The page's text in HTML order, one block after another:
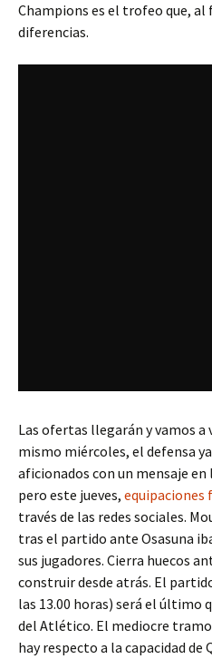
Champions es el trofeo que, al
diferencias.
Las ofertas llegarán y vamos
mismo miércoles, el defensa
aficionados con un mensaje
pero este jueves, equipaciones
través de las redes sociales.
tras el partido ante Osasuna
sus jugadores. Cierra huecos
construir desde atrás. El
las 13.00 horas) será el último
del Atlético. El mediocre tramo
hay respecto a la capacidad de